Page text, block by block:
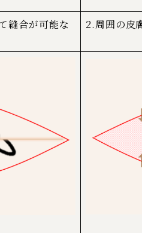
縫合が可能な
2.周囲の皮